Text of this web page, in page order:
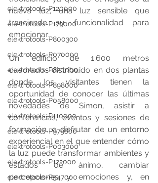
elektrotools-P120000
elektrotools-P179000
elektrotools-P800300
elektrotools-P070000
elektrotools-P820000
elektrotools-P898000
elektrotools-P058000
elektrotools-P110000
elektrotools-P979800
elektrotools-P003000
elektrotools-P122000
elektrotools-P547000
nueva luz; una luz sensible que
trasciende su funcionalidad para
emocionar.
Un edificio de 1.600 metros
cuadrados distribuido en dos plantas
donde los visitantes tienen la
oportunidad de conocer las últimas
novedades de Simon, asistir a
conferencias, eventos y sesiones de
formación, o disfrutar de un entorno
experiencial en el que entender cómo
la luz puede transformar ambientes y
estados de ánimo, cambiar
percepciones y emociones y, en